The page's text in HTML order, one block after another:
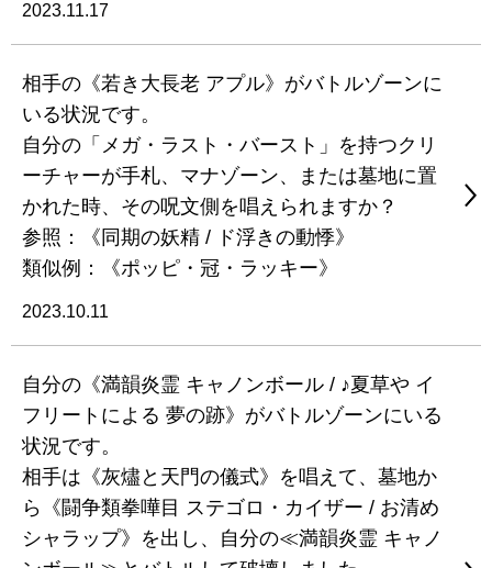
2023.11.17
相手の《若き大長老 アプル》がバトルゾーンに
いる状況です。
自分の「メガ・ラスト・バースト」を持つクリ
ーチャーが手札、マナゾーン、または墓地に置
かれた時、その呪文側を唱えられますか？
参照：《同期の妖精 / ド浮きの動悸》
類似例：《ポッピ・冠・ラッキー》
2023.10.11
自分の《満韻炎霊 キャノンボール / ♪夏草や イ
フリートによる 夢の跡》がバトルゾーンにいる
状況です。
相手は《灰燼と天門の儀式》を唱えて、墓地か
ら《闘争類拳嘩目 ステゴロ・カイザー / お清め
シャラップ》を出し、自分の≪満韻炎霊 キャノ